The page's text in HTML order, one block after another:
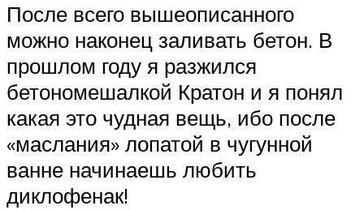
После всего вышеописанного
можно наконец заливать бетон. В
прошлом году я разжился
бетономешалкой Кратон и я понял
какая это чудная вещь, ибо после
«маслания» лопатой в чугунной
ванне начинаешь любить
диклофенак!